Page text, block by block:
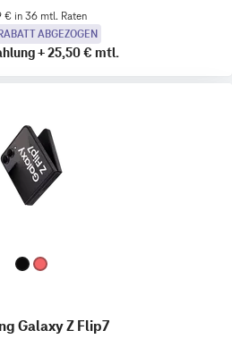
€ in 36 mtl. Raten
ABGEZOGEN
+25,50 € mtl.
Galaxy Z Flip7